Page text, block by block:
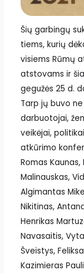
Šių garbingų
tiems, kurių
visiems Rūmų
atstovams ir
gegužės 25 d.
Tarp jų buvo
darbuotojai,
veikėjai,
atkūrimo
Romas
Malinauskas,
Algimantas
Nikitinas,
Henrikas
Navasaitis,
Šveistys,
Kazimieras